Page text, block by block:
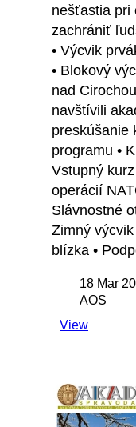
nešťastia pri
zachrániť
• Výcvik
• Blokový
nad
navštívili
preskúšanie
programu •
Vstupný
operácií
Slávnostné
Zimný
blízka •
18 Mar
AOS
View